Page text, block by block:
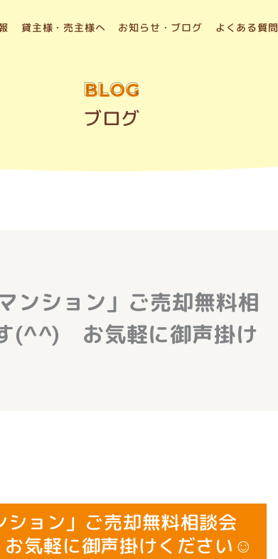
貸主様・売主様へ お知らせ・ブログ よくある質問
BLOG
ブログ
ション」ご売却無料相
(^^) お気軽に御声掛け
ョン」ご売却無料相談会
軽に御声掛けください☺